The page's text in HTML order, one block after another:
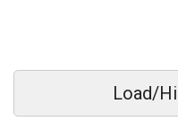
Load/